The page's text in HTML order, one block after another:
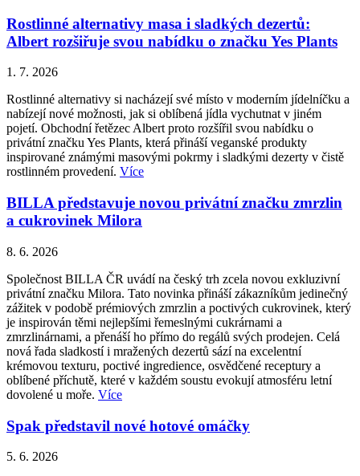
Rostlinné alternativy masa i sladkých dezertů:
Albert rozšiřuje svou nabídku o značku Yes Plants
1. 7. 2026
Rostlinné alternativy si nacházejí své místo v moderním jídelníčku a
nabízejí nové možnosti, jak si oblíbená jídla vychutnat v jiném
pojetí. Obchodní řetězec Albert proto rozšířil svou nabídku o
privátní značku Yes Plants, která přináší veganské produkty
inspirované známými masovými pokrmy i sladkými dezerty v čistě
rostlinném provedení. Více
BILLA představuje novou privátní značku zmrzlin
a cukrovinek Milora
8. 6. 2026
Společnost BILLA ČR uvádí na český trh zcela novou exkluzivní
privátní značku Milora. Tato novinka přináší zákazníkům jedinečný
zážitek v podobě prémiových zmrzlin a poctivých cukrovinek, který
je inspirován těmi nejlepšími řemeslnými cukrárnami a
zmrzlinárnami, a přenáší ho přímo do regálů svých prodejen. Celá
nová řada sladkostí i mražených dezertů sází na excelentní
krémovou texturu, poctivé ingredience, osvědčené receptury a
oblíbené příchutě, které v každém soustu evokují atmosféru letní
dovolené u moře. Více
Spak představil nové hotové omáčky
5. 6. 2026